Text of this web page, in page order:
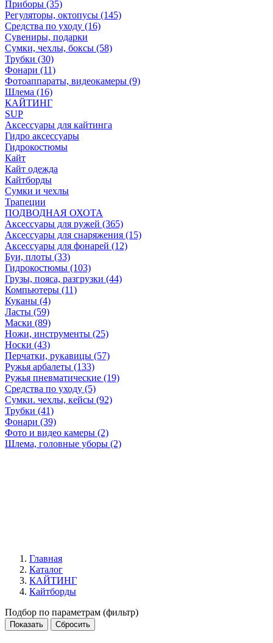
Приборы (35)
Регуляторы, октопусы (145)
Средства по уходу (16)
Сувениры, подарки
Сумки, чехлы, боксы (58)
Трубки (30)
Фонари (11)
Фотоаппараты, видеокамеры (9)
Шлема (16)
КАЙТИНГ
SUP
Аксессуары для кайтинга
Гидро аксессуары
Гидрокостюмы
Кайт
Кайт одежда
Кайтборды
Сумки и чехлы
Трапеции
ПОДВОДНАЯ ОХОТА
Аксессуары для ружей (365)
Аксессуары для снаряжения (15)
Аксессуары для фонарей (12)
Буи, плоты (33)
Гидрокостюмы (103)
Грузы, пояса, разгрузки (44)
Компьютеры (11)
Куканы (4)
Ласты (59)
Маски (89)
Ножи, инструменты (25)
Носки (43)
Перчатки, рукавицы (57)
Ружья арбалеты (133)
Ружья пневматические (19)
Средства по уходу (5)
Сумки. чехлы, кейсы (92)
Трубки (41)
Фонари (39)
Фото и видео камеры (2)
Шлема, головные уборы (2)
Главная
Каталог
КАЙТИНГ
Кайтборды
Подбор по параметрам (фильтр)